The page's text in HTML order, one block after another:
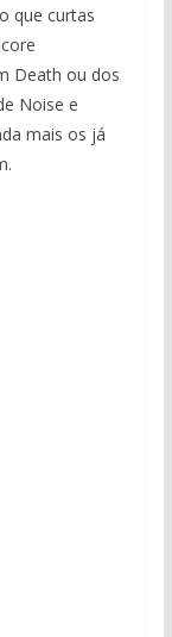
que curtas
Death ou dos
Noise e
mais os já